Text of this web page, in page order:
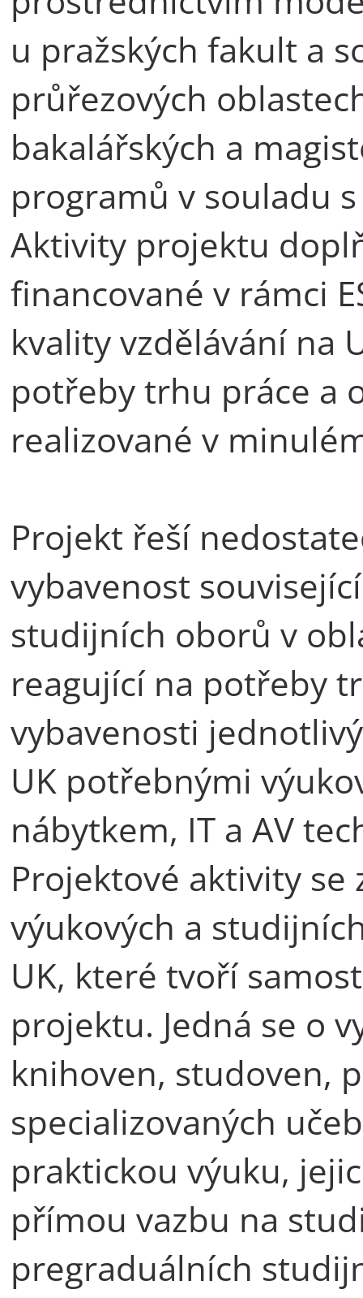
u pražských fakult a
průřezových
bakalářských a
programů v souladu
Aktivity projektu
financované v rámci
kvality vzdělávání na
potřeby trhu práce a
realizované v
Projekt řeší
vybavenost
studijních oborů v
reagující na potřeby
vybavenosti
UK potřebnými
nábytkem, IT a AV
Projektové aktivity
výukových a
UK, které tvoří
projektu. Jedná se o
knihoven, studoven,
specializovaných
praktickou výuku,
přímou vazbu na
pregraduálních